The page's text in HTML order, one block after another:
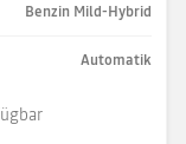
Benzin Mild-Hybrid
Automatik